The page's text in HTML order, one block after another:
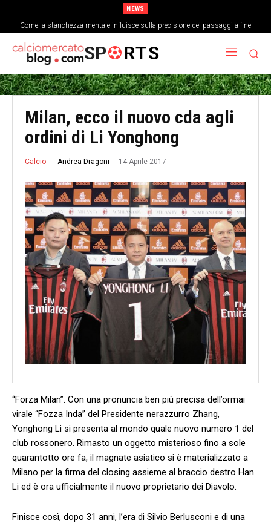
NEWS
Come la stanchezza mentale influisce sulla precisione dei passaggi a fine
partita
SP RTS
Milan, ecco il nuovo cda agli
ordini di Li Yonghong
Calcio Andrea Dragoni 14 Aprile 2017
“Forza Milan”. Con una pronuncia ben più precisa dell’ormai
virale “Fozza Inda” del Presidente nerazzurro Zhang,
Yonghong Li si presenta al mondo quale nuovo numero 1 del
club rossonero. Rimasto un oggetto misterioso fino a sole
quarantotto ore fa, il magnate asiatico si è materializzato a
Milano per la firma del closing assieme al braccio destro Han
Li ed è ora ufficialmente il nuovo proprietario dei Diavolo.
Finisce così, dopo 31 anni, l’era di Silvio Berlusconi e di una